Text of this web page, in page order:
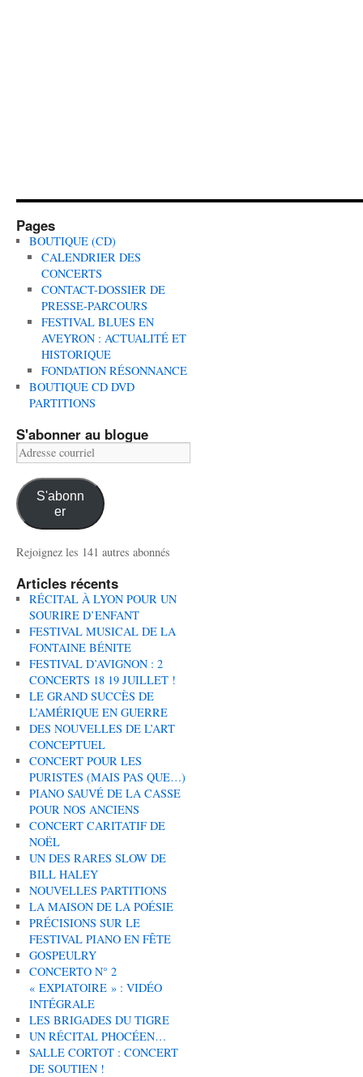
Pages
BOUTIQUE (CD)
CALENDRIER DES
CONCERTS
CONTACT-DOSSIER DE
PRESSE-PARCOURS
FESTIVAL BLUES EN
AVEYRON : ACTUALITÉ ET
HISTORIQUE
FONDATION RÉSONNANCE
BOUTIQUE CD DVD
PARTITIONS
S'abonner au blogue
Adresse
courriel
S'abonn
er
Rejoignez les 141 autres abonnés
Articles récents
RÉCITAL À LYON POUR UN
SOURIRE D’ENFANT
FESTIVAL MUSICAL DE LA
FONTAINE BÉNITE
FESTIVAL D’AVIGNON : 2
CONCERTS 18 19 JUILLET !
LE GRAND SUCCÈS DE
L’AMÉRIQUE EN GUERRE
DES NOUVELLES DE L’ART
CONCEPTUEL
CONCERT POUR LES
PURISTES (MAIS PAS QUE…)
PIANO SAUVÉ DE LA CASSE
POUR NOS ANCIENS
CONCERT CARITATIF DE
NOËL
UN DES RARES SLOW DE
BILL HALEY
NOUVELLES PARTITIONS
LA MAISON DE LA POÉSIE
PRÉCISIONS SUR LE
FESTIVAL PIANO EN FÊTE
GOSPEULRY
CONCERTO N° 2
« EXPIATOIRE » : VIDÉO
INTÉGRALE
LES BRIGADES DU TIGRE
UN RÉCITAL PHOCÉEN…
SALLE CORTOT : CONCERT
DE SOUTIEN !